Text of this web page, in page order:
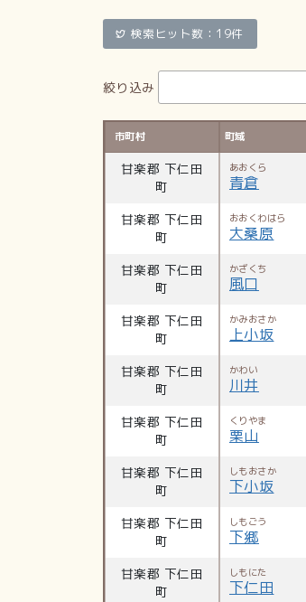
検索ヒット数：19件
絞り込み
市町村 町域
甘楽郡 下仁田
町
あおくら
青倉
甘楽郡 下仁田
町
おおくわはら
大桑原
甘楽郡 下仁田
町
かざくち
風口
甘楽郡 下仁田
町
かみおさか
上小坂
甘楽郡 下仁田
町
かわい
川井
甘楽郡 下仁田
町
くりやま
栗山
甘楽郡 下仁田
町
しもおさか
下小坂
甘楽郡 下仁田
町
しもごう
下郷
甘楽郡 下仁田
町
しもにた
下仁田